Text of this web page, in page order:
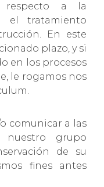
respecto a la
el tratamiento
En este
plazo, y si
en los procesos
le rogamos nos
comunicar a las
nuestro grupo
de su
fines antes